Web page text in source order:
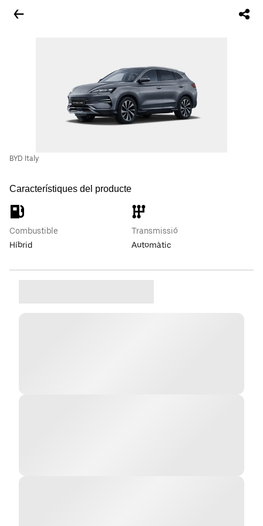
BYD Italy
Característiques del producte
Combustible
Híbrid
Transmissió
Automàtic